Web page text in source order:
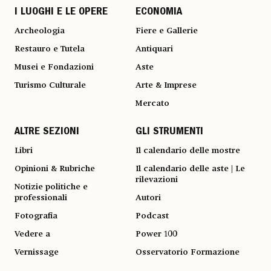
I LUOGHI E LE OPERE
Archeologia
Restauro e Tutela
Musei e Fondazioni
Turismo Culturale
ECONOMIA
Fiere e Gallerie
Antiquari
Aste
Arte & Imprese
Mercato
ALTRE SEZIONI
Libri
Opinioni & Rubriche
Notizie politiche e
professionali
Fotografia
Vedere a
Vernissage
GLI STRUMENTI
Il calendario delle mostre
Il calendario delle aste | Le
rilevazioni
Autori
Podcast
Power 100
Osservatorio Formazione